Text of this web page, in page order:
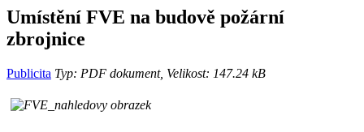
Umístění FVE na budově požární
zbrojnice
Publicita Typ: PDF dokument, Velikost: 147.24 kB